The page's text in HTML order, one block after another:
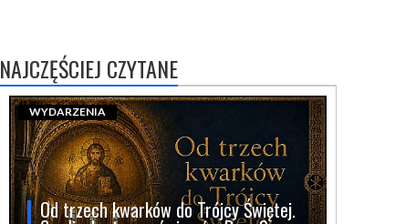
NAJCZĘŚCIEJ CZYTANE
Od trzech kwarków do Trójcy Świętej.
WYDARZENIA